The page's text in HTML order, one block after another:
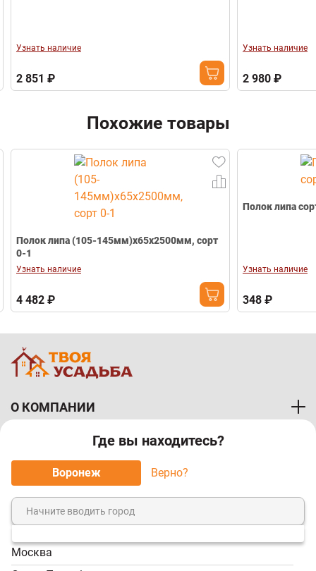
Где вы находитесь?
Воронеж Верно?
Москва
Узнать наличие
2 851 ₽
Узнать наличие
2 980 ₽
Похожие товары
Полок липа (105-145мм)х65х2500мм, сорт
0-1
Узнать наличие
4 482 ₽
Полок липа
Узнать наличие
348 ₽
О КОМПАНИИ
ПОКУПАТЕЛЯМ
МЫ ПРИНИМАЕМ К ОПЛАТЕ: